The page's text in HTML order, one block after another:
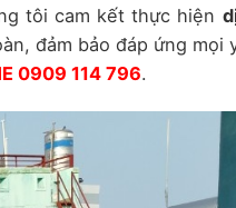
tôi cam kết thực hiện
đảm bảo đáp ứng mọi
0909 114 796.